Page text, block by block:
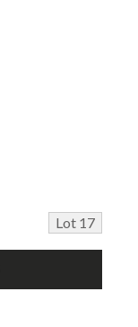
Lot 17